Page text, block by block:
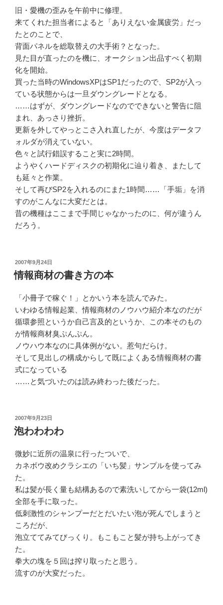
旧・愛機の歪みを午前中に修理。
来てくれた担当者によると「ありえない金属疲労」だっ
たとのことで、
背面パネルを総取替えの大手術？となった。
見た目が直ったのを機に、オークション出品すべく初期
化を開始。
買った当時のWindowsXPはSP1だったので、SP2が入っ
ている状態からは一旦ダウングレードとなる。
……はずが、ダウングレードなのでできないと警告に阻
まれ、あっさり挫折。
更新を外してやっとこさ入れ直したが、今度はデータフ
ォルダが消えていない。
色々と試行錯誤すること実に2時間。
ようやくハードディスクの初期化に辿り着き、またして
も延々と作業。
そして再びSP2を入れるのにまた1時間……「手垢」を消
すのがこんなに大変だとは。
昔の機種はここまで手間じゃなかったのに、何が違うん
だろう。
投
稿
日:
2007年9月24日
情報商材の書き方の本
「小冊子で稼ぐ！」とかいう本を読んでみた。
いわゆる情報起業、情報商材のノウハウ紹介本なのだが
循環参照というか自己言及的というか、この本そのもの
が情報商材臭ぷんぷん。
ノウハウ本なのに具体例がない。惹句だらけ。
そして見出しの構成からして既によくある情報商材の書
式になっている
……と気づいたのは読み終わった後だった。
投
稿
日:
2007年9月23日
泡わわわわ
微妙に近所の温泉に行ったついで、
カネボウ改めクラシエの「いち髪」サンプルを使ってみ
た。
私は髪が長く量も結構あるので素洗いしてから一袋(12ml)
全部を手に取った。
低刺激性のシャンプーだとだいたい泡が死んでしまうと
ころだが、
泡立ててみてびっくり。もこもこと髪が持ち上がってき
た。
拳大の塊を５回は搾り取ったと思う。
流すのが大変だった。